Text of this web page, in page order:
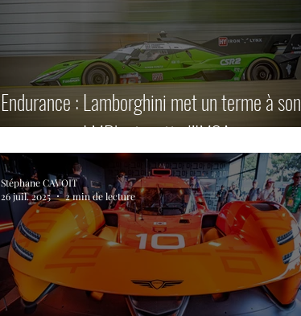
Endurance : Lamborghini met un terme à son
programme LMDh et quitte l’IMSA.
Stéphane CAVOIT
26 juil. 2025
2 min de lecture